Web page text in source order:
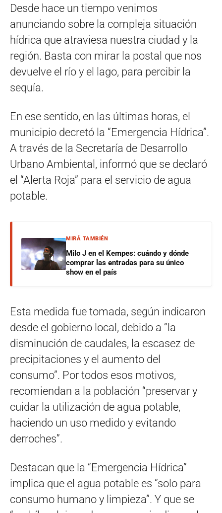
Desde hace un tiempo venimos
anunciando sobre la compleja situación
hídrica que atraviesa nuestra ciudad y la
región. Basta con mirar la postal que nos
devuelve el río y el lago, para percibir la
sequía.
En ese sentido, en las últimas horas, el
municipio decretó la “Emergencia Hídrica”.
A través de la Secretaría de Desarrollo
Urbano Ambiental, informó que se declaró
el “Alerta Roja” para el servicio de agua
potable.
MIRÁ TAMBIÉN
Milo J en el Kempes: cuándo y dónde
comprar las entradas para su único
show en el país
Esta medida fue tomada, según indicaron
desde el gobierno local, debido a “la
disminución de caudales, la escasez de
precipitaciones y el aumento del
consumo”. Por todos esos motivos,
recomiendan a la población “preservar y
cuidar la utilización de agua potable,
haciendo un uso medido y evitando
derroches”.
Destacan que la “Emergencia Hídrica”
implica que el agua potable es “solo para
consumo humano y limpieza”. Y que se